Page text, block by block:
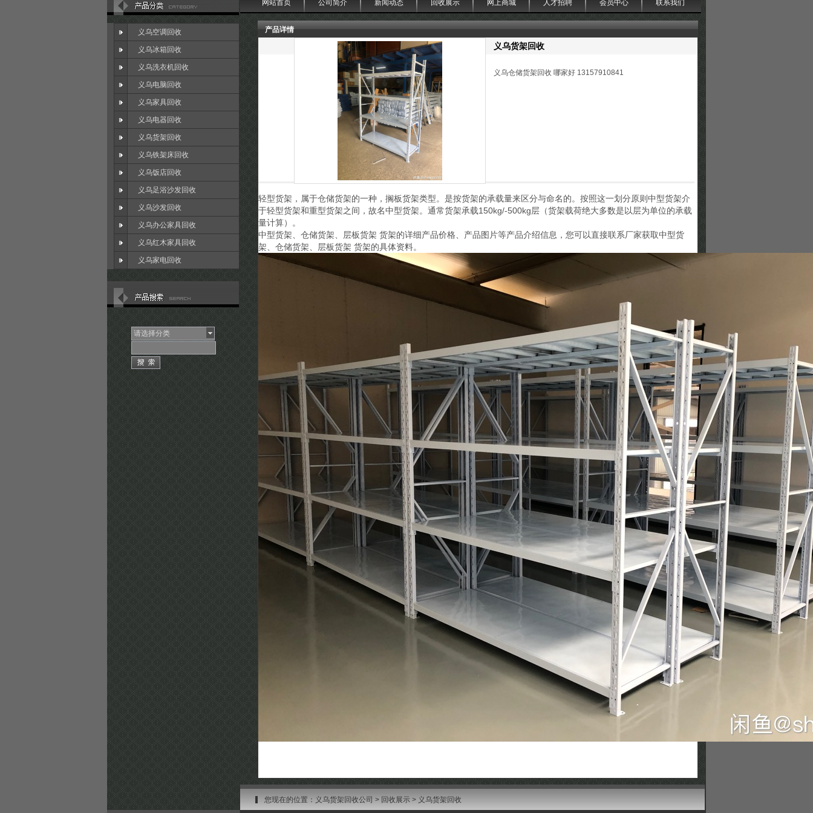
义乌空调回收
义乌冰箱回收
义乌洗衣机回收
义乌电脑回收
义乌家具回收
义乌电器回收
义乌货架回收
义乌铁架床回收
义乌饭店回收
义乌足浴沙发回收
义乌沙发回收
义乌办公家具回收
义乌红木家具回收
义乌家电回收
请选择分类
您现在的位置： 义乌货架回收公司 > 回收展示 > 义乌货架回收
产品详情
义乌货架回收
义乌仓储货架回收 哪家好 13157910841
轻型货架，属于仓储货架的一种，搁板货架类型。是按货架的承载量来区分与命名的。按照这一划分原则中型货架介
于轻型货架和重型货架之间，故名中型货架。通常货架承载150kg/-500kg层（货架载荷绝大多数是以层为单位的承载
量计算）。
中型货架、仓储货架、层板货架 货架的详细产品价格、产品图片等产品介绍信息，您可以直接联系厂家获取中型货
架、仓储货架、层板货架 货架的具体资料。
网站首页 公司简介 新闻动态 回收展示 网上商城 人才招聘 会员中心 联系我们